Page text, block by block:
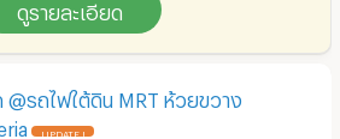
ดูรายละเอียด
@รถไฟใต้ดิน MRT ห้วยขวาง
UPDATE !